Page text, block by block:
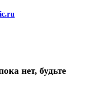
нет, будьте